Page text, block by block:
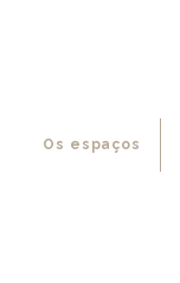
Os espaços